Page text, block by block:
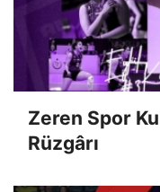
Zeren Spor
Rüzgârı